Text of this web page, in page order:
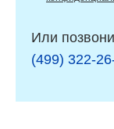
Или
(499) 322-